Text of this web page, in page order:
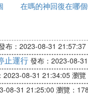
支撐架（用於安
架
雙排腳手架，普通
鋼管懸挑腳手架，
在嗎的神回復在哪
布：2023-08-31 21:57:37
止運行 發布：2023-08-
2023-08-31 21:34:05 瀏覽
08-31 21:25:00 瀏覽：